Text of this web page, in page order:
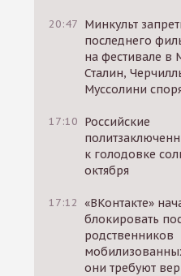
20:47 Минкульт
последнего
на фестивале в
Сталин,
Муссолини
17:10 Российские
к голодовке
октября
17:12 «ВКонтакте»
блокировать
родственников
они требуют